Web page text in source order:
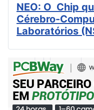
NEO: O Chip
Cérebro-
Laboratórios